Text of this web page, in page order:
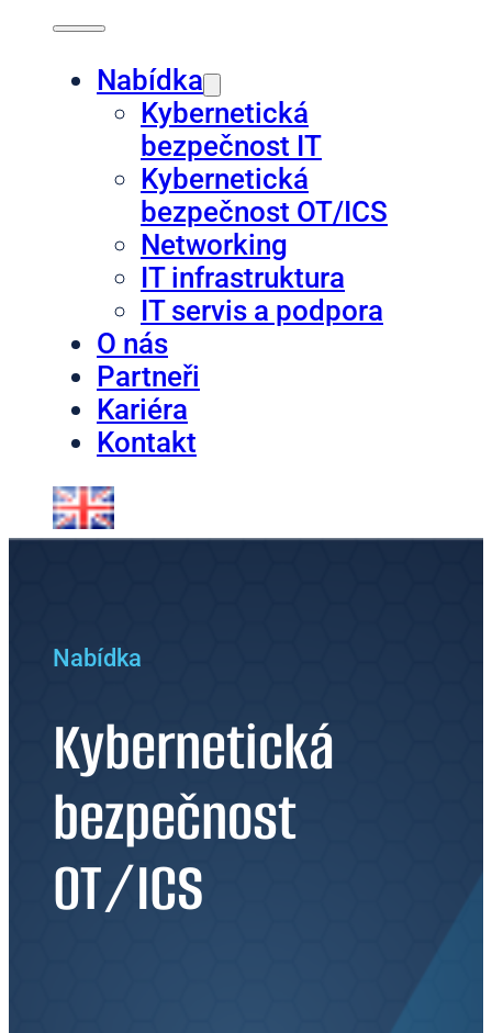
Nabídka
Kybernetická
bezpečnost IT
Kybernetická
bezpečnost OT/ICS
Networking
IT infrastruktura
IT servis a podpora
O nás
Partneři
Kariéra
Kontakt
Nabídka
Kybernetická
bezpečnost
OT/ICS